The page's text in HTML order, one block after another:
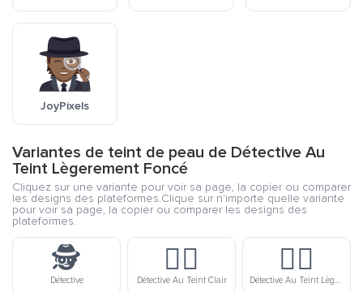
JoyPixels
Variantes de teint de peau de Détective Au
Teint Lègerement Foncé
Cliquez sur une variante pour voir sa page, la copier ou comparer
les designs des plateformes.Clique sur n'importe quelle variante
pour voir sa page, la copier ou comparer les designs des
plateformes.
🕵️
Détective
🕵🏻
Détective Au Teint Clair
🕵🏼
Détective Au Teint Lègerement Clair